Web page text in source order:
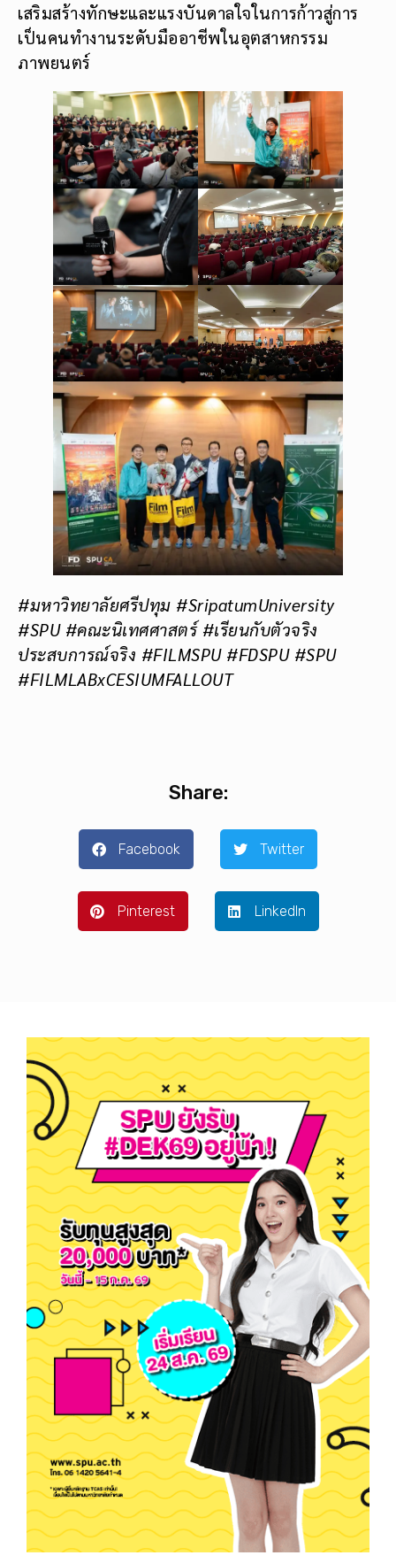
เสริมสร้างทักษะและแรงบันดาลใจในการก้าวสู่การ
เป็นคนทำงานระดับมืออาชีพในอุตสาหกรรม
ภาพยนตร์
#มหาวิทยาลัยศรีปทุม #SripatumUniversity
#SPU #คณะนิเทศศาสตร์ #เรียนกับตัวจริง
ประสบการณ์จริง #FILMSPU #FDSPU #SPU
#FILMLABxCESIUMFALLOUT
Share:
Facebook Twitter
Pinterest LinkedIn